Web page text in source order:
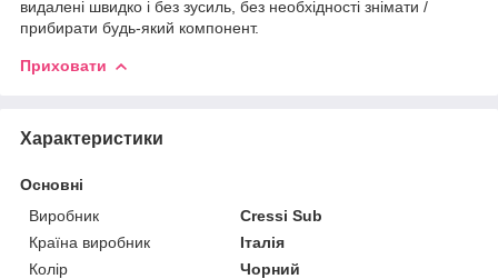
видалені швидко і без зусиль, без необхідності знімати /
прибирати будь-який компонент.
Приховати
Характеристики
Основні
Виробник
Cressi Sub
Країна виробник
Італія
Колір
Чорний